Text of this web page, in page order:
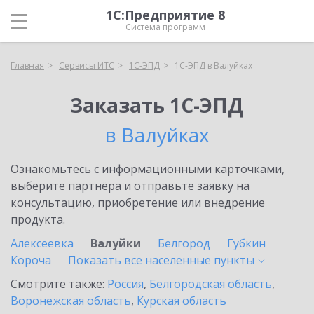
1С:Предприятие 8
Система программ
Главная Сервисы ИТС 1С-ЭПД 1С-ЭПД в Валуйках
Заказать 1С-ЭПД
в Валуйках
Ознакомьтесь с информационными карточками,
выберите партнёра и отправьте заявку на
консультацию, приобретение или внедрение
продукта.
Алексеевка
Валуйки Белгород
Губкин
Короча
Показать все населенные пункты
Смотрите также: Россия, Белгородская область,
Воронежская область, Курская область